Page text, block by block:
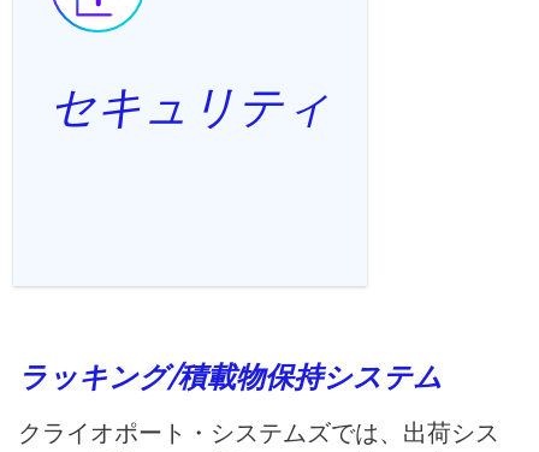
セキュリティ
ラッキング/積載物保持システム
クライオポート・システムズでは、出荷シス